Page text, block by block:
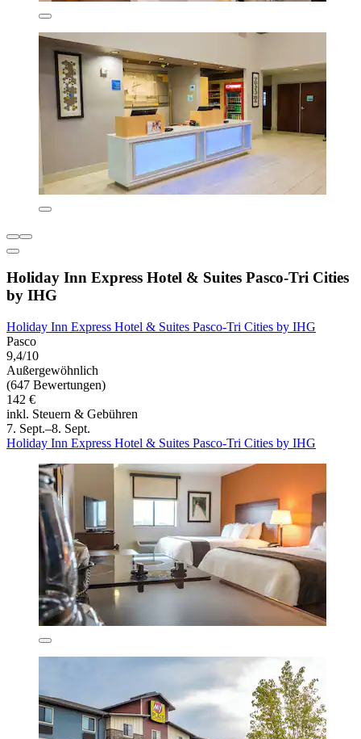
Holiday Inn Express Hotel & Suites Pasco-Tri Cities
by IHG
Holiday Inn Express Hotel & Suites Pasco-Tri Cities by IHG
Pasco
9,4/10
Außergewöhnlich
(647 Bewertungen)
142 €
inkl. Steuern & Gebühren
7. Sept.–8. Sept.
Holiday Inn Express Hotel & Suites Pasco-Tri Cities by IHG